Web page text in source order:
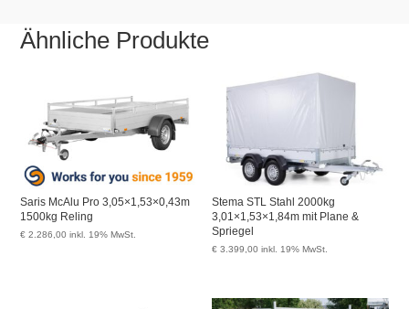
Ähnliche Produkte
Saris McAlu Pro 3,05×1,53×0,43m
1500kg Reling
€ 2.286,00 inkl. 19% MwSt.
Stema STL Stahl 2000kg
3,01×1,53×1,84m mit Plane &
Spriegel
€ 3.399,00 inkl. 19% MwSt.